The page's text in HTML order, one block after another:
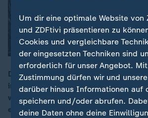
00:11
Der Berliner CDU-Spitzenkandidat
immer mehr unter Druck. Es geht um
während des Stromausfalls im
eine weitere Zusammenarbeit mit
Um dir eine optimale Website von
und ZDFtivi präsentieren zu
Cookies und vergleichbare
der eingesetzten Techniken sind
erforderlich für unser Angebot.
Zustimmung dürfen wir und
darüber hinaus Informationen auf
speichern und/oder abrufen.
deine Daten ohne deine